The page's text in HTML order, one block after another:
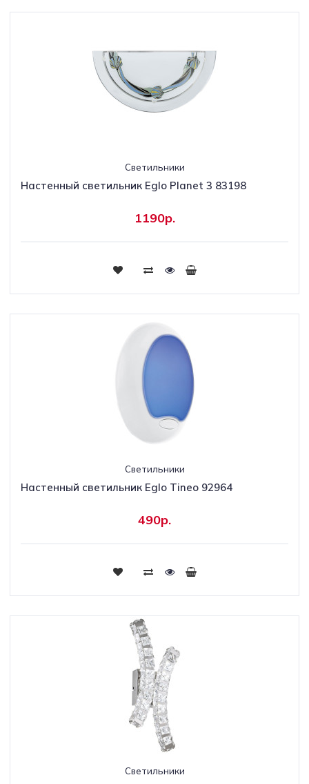
Светильники
Настенный светильник Eglo Planet 3 83198
1190р.
Светильники
Настенный светильник Eglo Tineo 92964
490р.
Светильники